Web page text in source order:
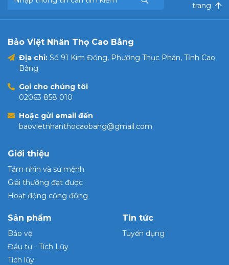
trang
Bảo Việt Nhân Thọ Cao Bằng
Địa chỉ: Số 91 Kim Đồng, Phường Thục Phán, Tỉnh Cao
Bằng
Gọi cho chúng tôi
02063 858 010
Hoặc gửi email đến
baovietnhanthocaobang@gmail.com
Giới thiệu
Tầm nhìn và sứ mệnh
Giải thưởng đạt được
Hoạt động cộng đồng
Sản phẩm
Bảo vệ
Đầu tư - Tích Lũy
Tích lũy
Tin tức
Tuyển dụng